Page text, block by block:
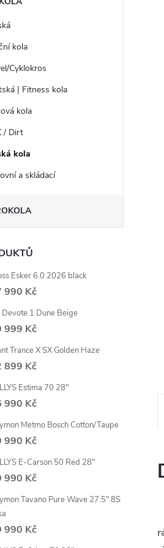
kola
Cyklokros
| Fitness kola
kola
/ Dirt
kola
a skládací
Esker 6.0 2026 black
990 Kč
Devote 1 Dune Beige
999 Kč
Trance X SX Golden Haze
899 Kč
Estima 70 28"
990 Kč
Metmo Bosch Cotton/Taupe
990 Kč
E-Carson 50 Red 28"
990 Kč
Tavano Pure Wave 27.5" 8S
990 Kč